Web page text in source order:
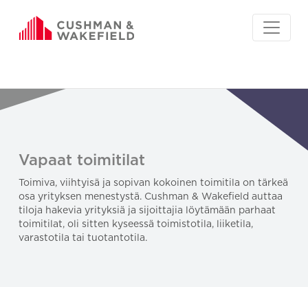
Vapaat toimitilat
Toimiva, viihtyisä ja sopivan kokoinen toimitila on tärkeä
osa yrityksen menestystä. Cushman & Wakefield auttaa
tiloja hakevia yrityksiä ja sijoittajia löytämään parhaat
toimitilat, oli sitten kyseessä toimistotila, liiketila,
varastotila tai tuotantotila.